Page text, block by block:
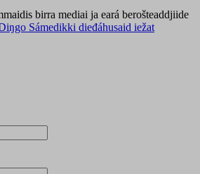
birra mediai ja eará berošteaddjiide
Sámedikki dieđáhusaid iežat